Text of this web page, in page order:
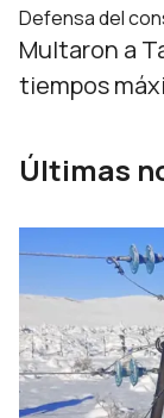
Defensa del
Multaron a
tiempos
Últimas